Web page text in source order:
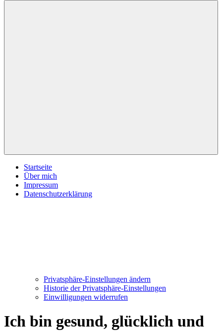
Startseite
Über mich
Impressum
Datenschutzerklärung
Privatsphäre-Einstellungen ändern
Historie der Privatsphäre-Einstellungen
Einwilligungen widerrufen
Ich bin gesund, glücklich und